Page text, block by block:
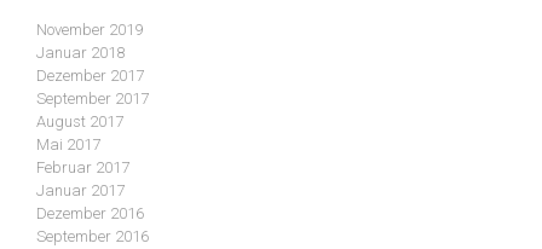
November 2019
Januar 2018
Dezember 2017
September 2017
August 2017
Mai 2017
Februar 2017
Januar 2017
Dezember 2016
September 2016